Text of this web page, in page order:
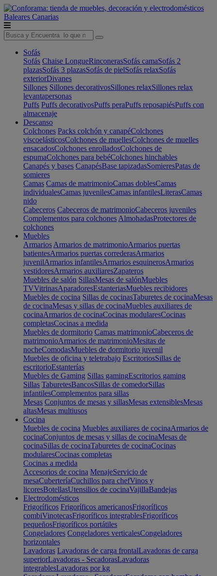
Baleares Canarias
Sofás
Sofás Chaise LongueRinconerasSofás camaSofás 2
plazasSofás 3 plazasSofás de pielSofás relaxSofás
exteriorDivanes
Sillones Sillones decorativosSillones relaxSillones relax
levantapersonas
Puffs Puffs decorativosPuffs peraPuffs reposapiésPuffs con
almacenaje
Descanso
Colchones Packs colchón y canapéColchones
viscoelásticosColchones de muellesColchones de muelles
ensacadosColchones enrolladosColchones de
espumaColchones para bebéColchones hinchables
Canapés y bases CanapésBase tapizadasSomieresPatas de
somieres
Camas Camas de matrimonioCamas doblesCamas
individualesCamas juvenilesCamas infantilesLiterasCamas
nido
Cabeceros Cabeceros de matrimonioCabeceros juveniles
Complementos para colchones AlmohadasProtectores de
colchones
Muebles
Armarios Armarios de matrimonioArmarios puertas
batientesArmarios puertas correderasArmarios
juvenilArmarios infantilesArmarios esquinerosArmarios
vestidoresArmarios auxiliaresZapateros
Muebles de salón SillasMesas de salónMuebles
TVVitrinasAparadoresEstanteriasMuebles recibidores
Muebles de cocina Sillas de cocinasTaburetes de cocinaMesas
de cocinaMesas y sillas de cocinaMuebles auxiliares de
cocinaArmarios de cocinaCocinas modularesCocinas
completasCocinas a medida
Muebles de dormitorio Camas matrimonioCabeceros de
matrimonioArmarios de matrimonioMesitas de
nocheComodasMuebles de dormitorio juvenil
Muebles de oficina y teletrabajo EscritoriosSillas de
escritorioEstanterías
Muebles de Gaming Sillas gamingEscritorios gaming
Sillas TaburetesBancosSillas de comedorSillas
infantilesComplementos para sillas
Mesas Conjuntos de mesas y sillasMesas extensiblesMesas
altasMesas multiusos
Cocina
Muebles de cocina Muebles auxiliares de cocinaArmarios de
cocinaConjuntos de mesas y sillas de cocinaMesas de
cocinaSillas de cocinaTaburetes de cocinaCocinas
modularesCocinas completas
Cocinas a medida
Accesorios de cocina MenajeServicio de
mesaCuberteríaCuchillos para chefVinos y
licoresBotellasUtensilios de cocinaVajillaBandejas
Electrodomésticos
Frigoríficos Frigoríficos americanosFrigoríficos
combiVinotecasFrigoríficos integrablesFrigoríficos
pequeñosFrigoríficos portátiles
Congeladores Congeladores verticalesCongeladores
horizontales
Lavadoras Lavadoras de carga frontalLavadoras de carga
superiorLavadoras - SecadorasLavadoras
integrablesLavadoras por kg